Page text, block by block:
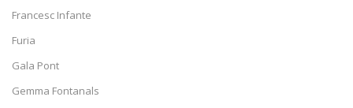
Francesc Infante
Furia
Gala Pont
Gemma Fontanals